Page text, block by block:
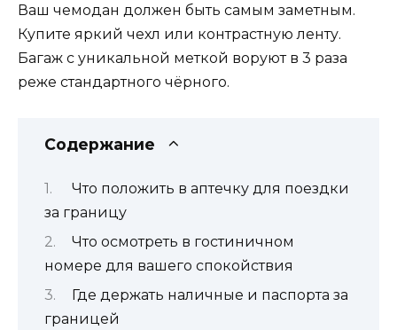
Ваш чемодан должен быть самым заметным.
Купите яркий чехл или контрастную ленту.
Багаж с уникальной меткой воруют в 3 раза
реже стандартного чёрного.
Содержание
Что положить в аптечку для поездки
за границу
Что осмотреть в гостиничном
номере для вашего спокойствия
Где держать наличные и паспорта за
границей